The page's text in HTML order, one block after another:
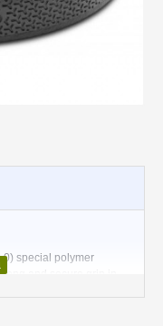
special polymer
and secure grip in
never